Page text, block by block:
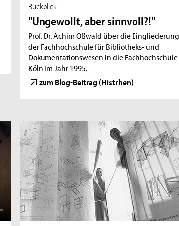
Rückblick
"Ungewollt, aber sinnvoll?!"
Prof. Dr. Achim Oßwald über die Eingliederung
der Fachhochschule für Bibliotheks- und
Dokumentationswesen in die Fachhochschule
Köln im Jahr 1995.
zum Blog-Beitrag (Histrhen)